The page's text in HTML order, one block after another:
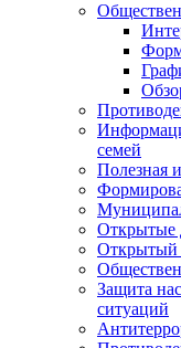
семей
Полезная
Открытые
Открытый
Защита
ситуаций